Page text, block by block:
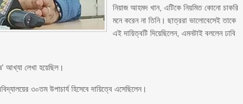
নিয়াজ আহমদ খান, এটিকে নিয়মিত কোনো চাকরি
মনে করেন না তিনি। ছাত্ররা ভালোবেসেই তাকে
এই দায়িত্বটি দিয়েছিলেন, এমনটাই বললেন ঢাবি
আখ্যা লেখা হয়েছিল।
৩০তম উপাচার্য হিসেবে দায়িত্বে এসেছিলেন।